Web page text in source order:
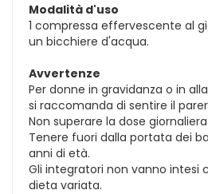
Modalità d'uso
1 compressa effervescente al
un bicchiere d'acqua.
Avvertenze
Per donne in gravidanza o in
si raccomanda di sentire il
Non superare la dose
Tenere fuori dalla portata dei
anni di età.
Gli integratori non vanno intesi
dieta variata.